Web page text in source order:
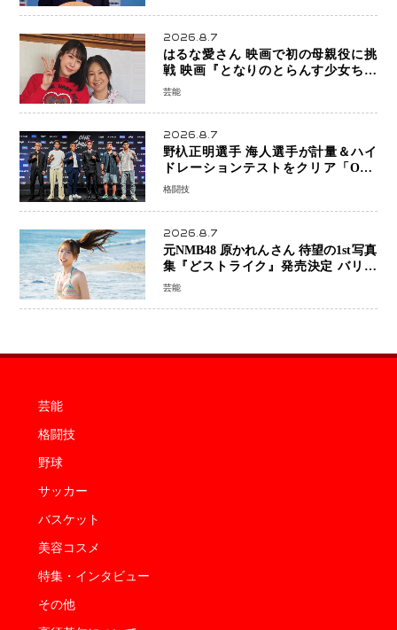
2026.8.7
はるな愛さん 映画で初の母親役に挑
戦 映画『となりのとらんす少女ちゃ
ん』11月7日公開 未来の自分との対話
芸能
2026.8.7
野杁正明選手 海人選手が計量＆ハイ
ドレーションテストをクリア「ONE
SAMURAI 2」決戦へ万全の準備整う
格闘技
2026.8.7
元NMB48 原かれんさん 待望の1st写真
集『どストライク』発売決定 バリで
魅せる25歳の新境地
芸能
芸能
格闘技
野球
サッカー
バスケット
美容コスメ
特集・インタビュー
その他